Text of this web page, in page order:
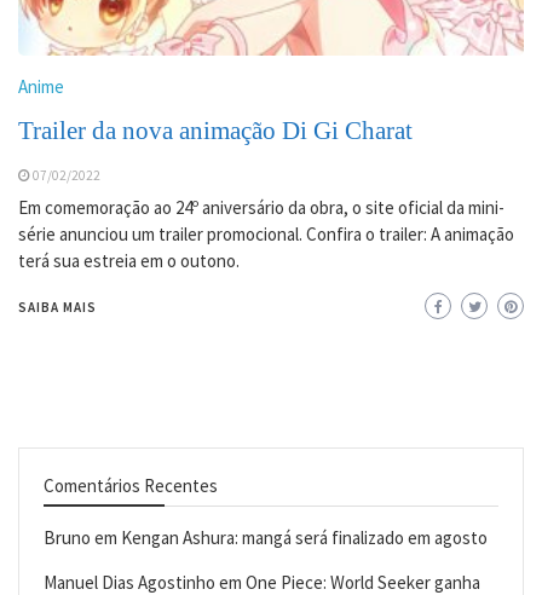
Anime
Trailer da nova animação Di Gi Charat
07/02/2022
Em comemoração ao 24º aniversário da obra, o site oficial da mini-
série anunciou um trailer promocional. Confira o trailer: A animação
terá sua estreia em o outono.
SAIBA MAIS
Comentários Recentes
Bruno em Kengan Ashura: mangá será finalizado em agosto
Manuel Dias Agostinho em One Piece: World Seeker ganha